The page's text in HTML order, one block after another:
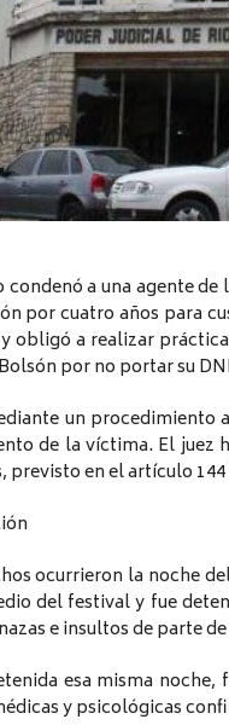
condenó a una agente
por cuatro años para
obligó a realizar
por no portar su
un
de la víctima. El
previsto en el artículo
ocurrieron la noche
del festival y fue
e insultos de parte
esa misma
y psicológicas